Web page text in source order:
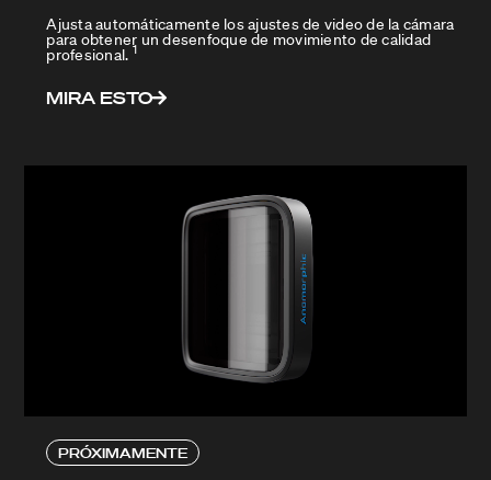
Ajusta automáticamente los ajustes de video de la cámara
para obtener un desenfoque de movimiento de calidad
profesional. 1
MIRA ESTO
PRÓXIMAMENTE